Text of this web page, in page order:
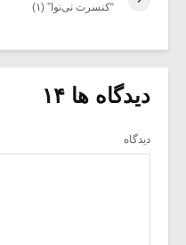
“کنسرت نی‌نوا” (۱)
دیدگاه ها ۱۴
دیدگاه